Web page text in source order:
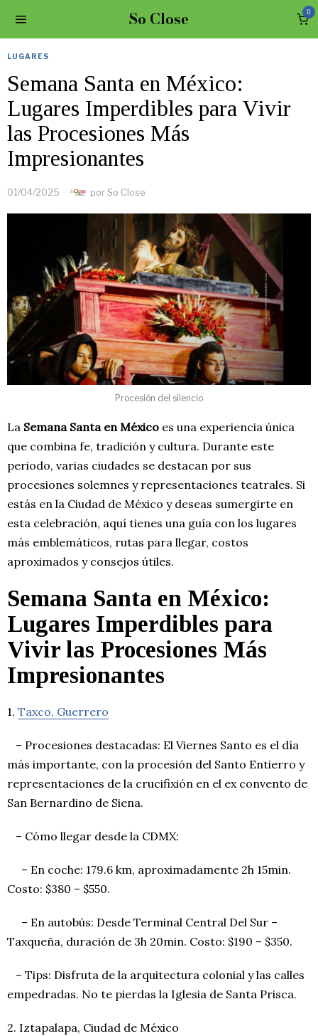
So Close 0
LUGARES
Semana Santa en México:
Lugares Imperdibles para Vivir
las Procesiones Más
Impresionantes
01/04/2025 porSo Close
Procesión del silencio
La Semana Santa en México es una experiencia única
que combina fe, tradición y cultura. Durante este
periodo, varias ciudades se destacan por sus
procesiones solemnes y representaciones teatrales. Si
estás en la Ciudad de México y deseas sumergirte en
esta celebración, aquí tienes una guía con los lugares
más emblemáticos, rutas para llegar, costos
aproximados y consejos útiles.
Semana Santa en México:
Lugares Imperdibles para
Vivir las Procesiones Más
Impresionantes
1. Taxco, Guerrero
– Procesiones destacadas: El Viernes Santo es el día
más importante, con la procesión del Santo Entierro y
representaciones de la crucifixión en el ex convento de
San Bernardino de Siena.
– Cómo llegar desde la CDMX:
– En coche: 179.6 km, aproximadamente 2h 15min.
Costo: $380 – $550.
– En autobús: Desde Terminal Central Del Sur –
Taxqueña, duración de 3h 20min. Costo: $190 – $350.
– Tips: Disfruta de la arquitectura colonial y las calles
empedradas. No te pierdas la Iglesia de Santa Prisca.
2. Iztapalapa, Ciudad de México